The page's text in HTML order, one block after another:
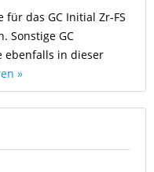
für das GC Initial Zr-FS
Sonstige GC
ebenfalls in dieser
»